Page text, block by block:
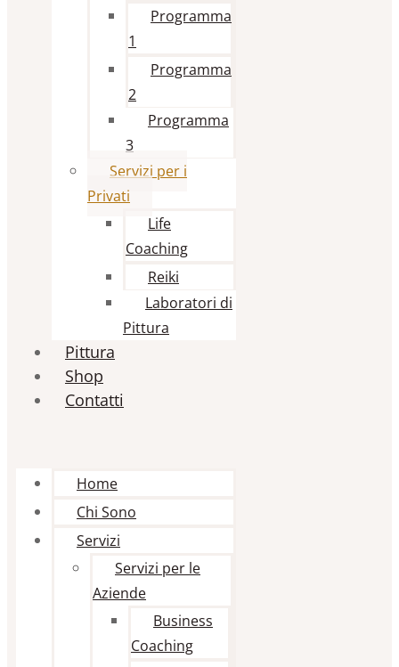
Programma
1
Programma
2
Programma
3
Servizi per i
Privati
Life
Coaching
Reiki
Laboratori di
Pittura
Pittura
Shop
Contatti
Home
Chi Sono
Servizi
Servizi per le
Aziende
Business
Coaching